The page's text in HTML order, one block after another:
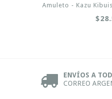
Amuleto - Kazu
ENVÍOS A
CORREO